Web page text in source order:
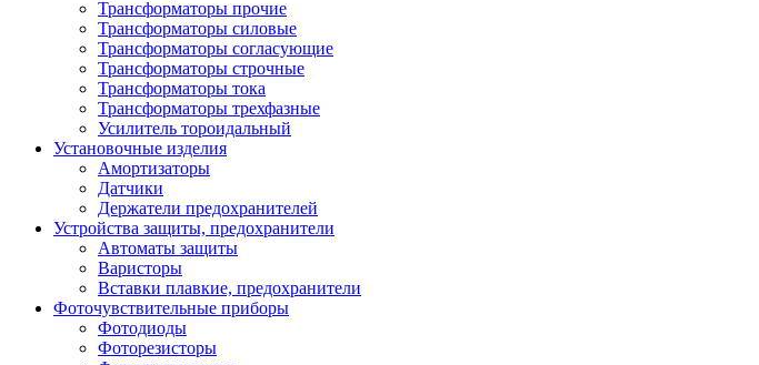
Трансформаторы прочие
Трансформаторы силовые
Трансформаторы согласующие
Трансформаторы строчные
Трансформаторы тока
Трансформаторы трехфазные
Усилитель тороидальный
Установочные изделия
Амортизаторы
Датчики
Держатели предохранителей
Устройства защиты, предохранители
Автоматы защиты
Варисторы
Вставки плавкие, предохранители
Фоточувствительные приборы
Фотодиоды
Фоторезисторы